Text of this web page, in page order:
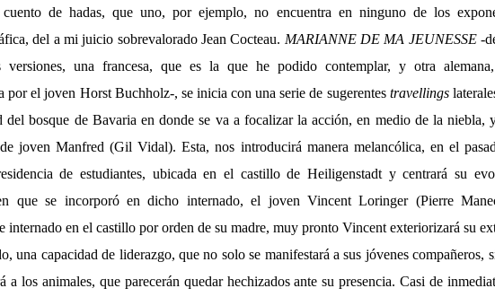
de hadas, que uno, por ejemplo, no encuentra en ninguno de los
del a mi juicio sobrevalorado Jean Cocteau. MARIANNE DE MA JEUNESSE-
versiones, una francesa, que es la que he podido contemplar, y otra
por el joven Horst Buchholz-, se inicia con una serie de sugerentes travellings
del bosque de Bavaria en donde se va a focalizar la acción, en medio de la niebla,
joven Manfred (Gil Vidal). Esta, nos introducirá manera melancólica, en el
de estudiantes, ubicada en el castillo de Heiligenstadt y centrará su
que se incorporó en dicho internado, el joven Vincent Loringer (Pierre
internado en el castillo por orden de su madre, muy pronto Vincent exteriorizará su
una capacidad de liderazgo, que no solo se manifestará a sus jóvenes compañeros,
a los animales, que parecerán quedar hechizados ante su presencia. Casi de